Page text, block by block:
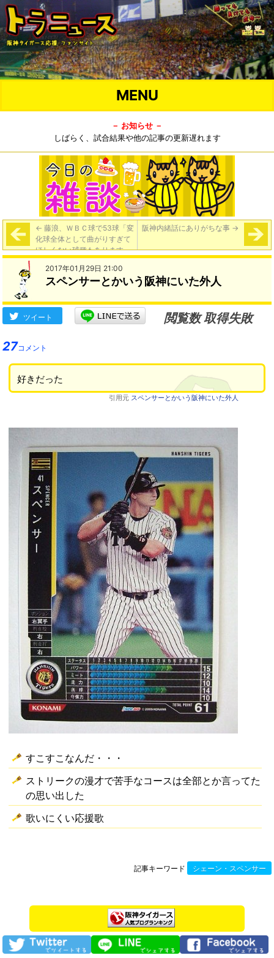
MENU
－ お知らせ －
しばらく、試合結果や他の記事の更新遅れます
← 藤浪、ＷＢＣ球で53球「変
化球全体として曲がりすぎて
ほしくない球種もあります
が、キレが落ちなければいい
です」と
阪神内緒話にありがちな事 →
2017年01月29日 21:00
スペンサーとかいう阪神にいた外人
ツイート
閲覧数 取得失敗
27コメント
好きだった
引用元 スペンサーとかいう阪神にいた外人
すこすこなんだ・・・
ストリークの漫才で苦手なコースは全部とか言ってた
の思い出した
歌いにくい応援歌
記事キーワード シェーン・スペンサー